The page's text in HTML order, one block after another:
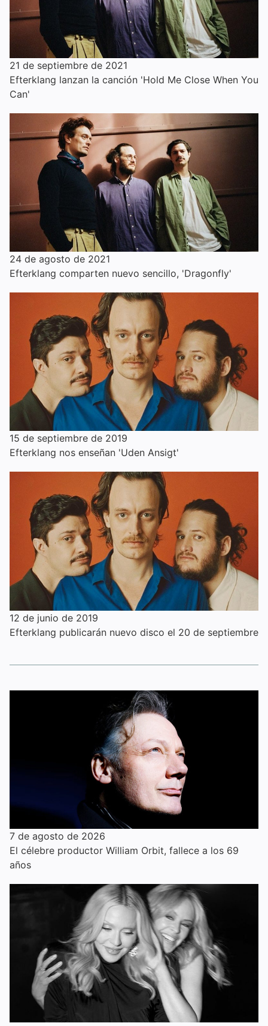
21 de septiembre de 2021
Efterklang lanzan la canción 'Hold Me Close When You
Can'
24 de agosto de 2021
Efterklang comparten nuevo sencillo, 'Dragonfly'
15 de septiembre de 2019
Efterklang nos enseñan 'Uden Ansigt'
12 de junio de 2019
Efterklang publicarán nuevo disco el 20 de septiembre
7 de agosto de 2026
El célebre productor William Orbit, fallece a los 69
años